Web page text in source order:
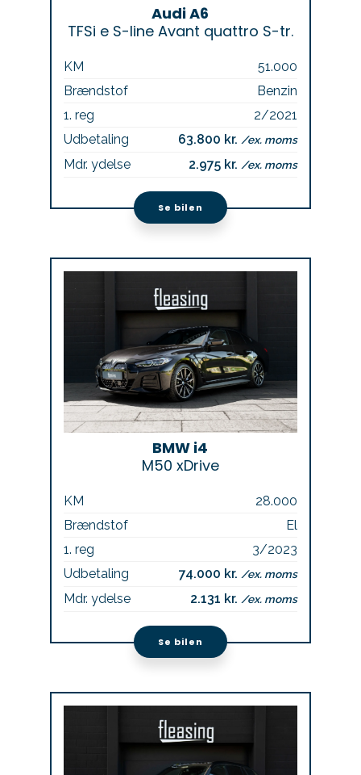
Audi A6
TFSi e S-line Avant quattro S-tr.
KM
51.000
Brændstof
Benzin
1. reg
2/2021
Udbetaling
63.800 kr./ex. moms
Mdr. ydelse 2.975 kr./ex. moms
Se bilen
BMW i4
M50 xDrive
KM
28.000
Brændstof
El
1. reg
3/2023
Udbetaling
74.000 kr./ex. moms
Mdr. ydelse 2.131 kr./ex. moms
Se bilen